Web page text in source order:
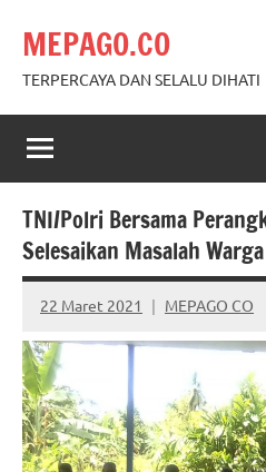
content
MEPAGO.CO
TERPERCAYA DAN SELALU DIHATI
TNI/Polri Bersama
Selesaikan Masalah Warga
22 Maret 2021 MEPAGO CO
No
comments